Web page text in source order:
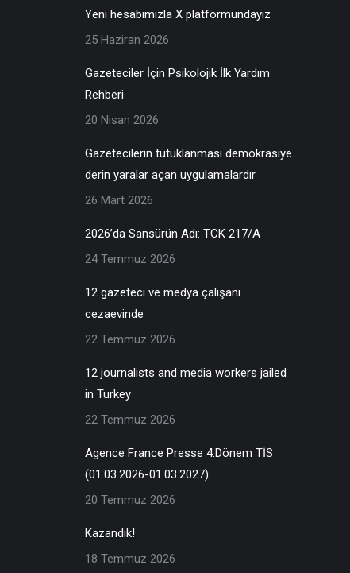
Yeni hesabımızla X platformundayız
25 Haziran 2026
Gazeteciler İçin Psikolojik İlk Yardım
Rehberi
20 Nisan 2026
Gazetecilerin tutuklanması demokrasiye
derin yaralar açan uygulamalardır
26 Mart 2026
2026’da Sansürün Adı: TCK 217/A
24 Temmuz 2026
12 gazeteci ve medya çalışanı
cezaevinde
22 Temmuz 2026
12 journalists and media workers jailed
in Turkey
22 Temmuz 2026
Agence France Presse 4.Dönem TİS
(01.03.2026-01.03.2027)
20 Temmuz 2026
Kazandık!
18 Temmuz 2026